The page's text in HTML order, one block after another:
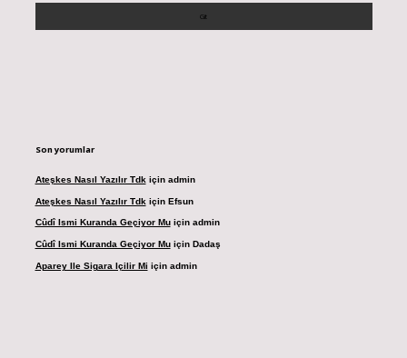
Son yorumlar
Ateşkes Nasıl Yazılır Tdk için admin
Ateşkes Nasıl Yazılır Tdk için Efsun
Cûdî Ismi Kuranda Geçiyor Muiçin admin
Cûdî Ismi Kuranda Geçiyor Muiçin Dadaş
Aparey Ile Sigara Içilir Mi için admin